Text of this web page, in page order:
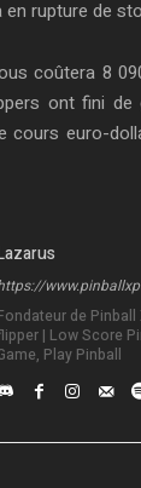
rupture de
coûtera 8
ont fini de
cours euro-
de
| Low Score
Play Pinball